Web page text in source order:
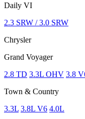
Daily VI
2.3 SRW / 3.0 SRW
Chrysler
Grand Voyager
2.8 TD 3.3L OHV 3.8
Town & Country
3.3L 3.8L V6 4.0L